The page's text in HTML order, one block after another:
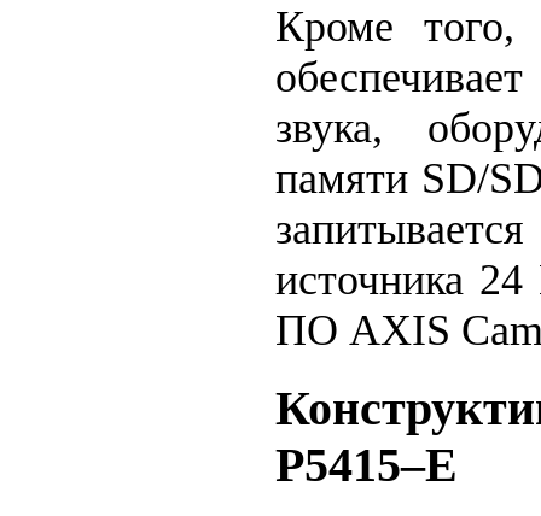
Кроме того,
звука,
памяти SD/
источника
ПО AXIS
P5415–E